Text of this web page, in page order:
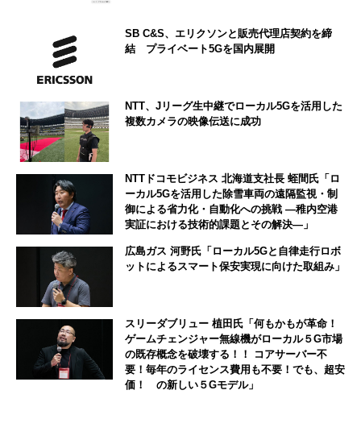
SB C&S、エリクソンと販売代理店契約を締
結 プライベート5Gを国内展開
NTT、Jリーグ生中継でローカル5Gを活用した
複数カメラの映像伝送に成功
NTTドコモビジネス 北海道支社長 蛭間氏「ロ
ーカル5Gを活用した除雪車両の遠隔監視・制
御による省力化・自動化への挑戦 ―稚内空港
実証における技術的課題とその解決―」
広島ガス 河野氏「ローカル5Gと自律走行ロボ
ットによるスマート保安実現に向けた取組み」
スリーダブリュー 植田氏「何もかもが革命！
ゲームチェンジャー無線機がローカル５G市場
の既存概念を破壊する！！ コアサーバー不
要！毎年のライセンス費用も不要！でも、超安
価！ の新しい５Gモデル」